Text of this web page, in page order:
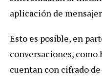
aplicación de
Esto es posible, en
conversaciones, como
cuentan con cifrado